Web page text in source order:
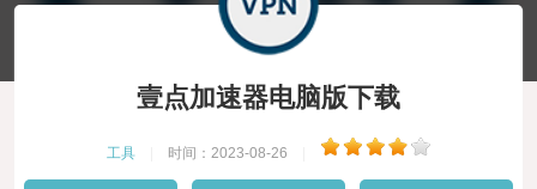
壹点加速器电脑版下载
工具 时间：2023-08-26